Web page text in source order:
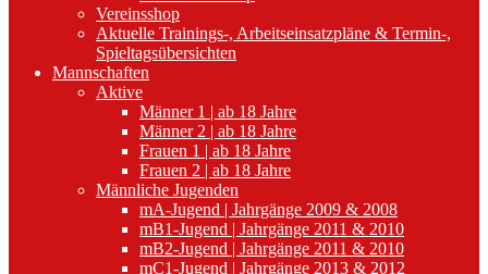
Vereinsshop
Aktuelle Trainings-, Arbeitseinsatzpläne & Termin-,
Spieltagsübersichten
Mannschaften
Aktive
Männer 1 | ab 18 Jahre
Männer 2 | ab 18 Jahre
Frauen 1 | ab 18 Jahre
Frauen 2 | ab 18 Jahre
Männliche Jugenden
mA-Jugend | Jahrgänge 2009 & 2008
mB1-Jugend | Jahrgänge 2011 & 2010
mB2-Jugend | Jahrgänge 2011 & 2010
mC1-Jugend | Jahrgänge 2013 & 2012